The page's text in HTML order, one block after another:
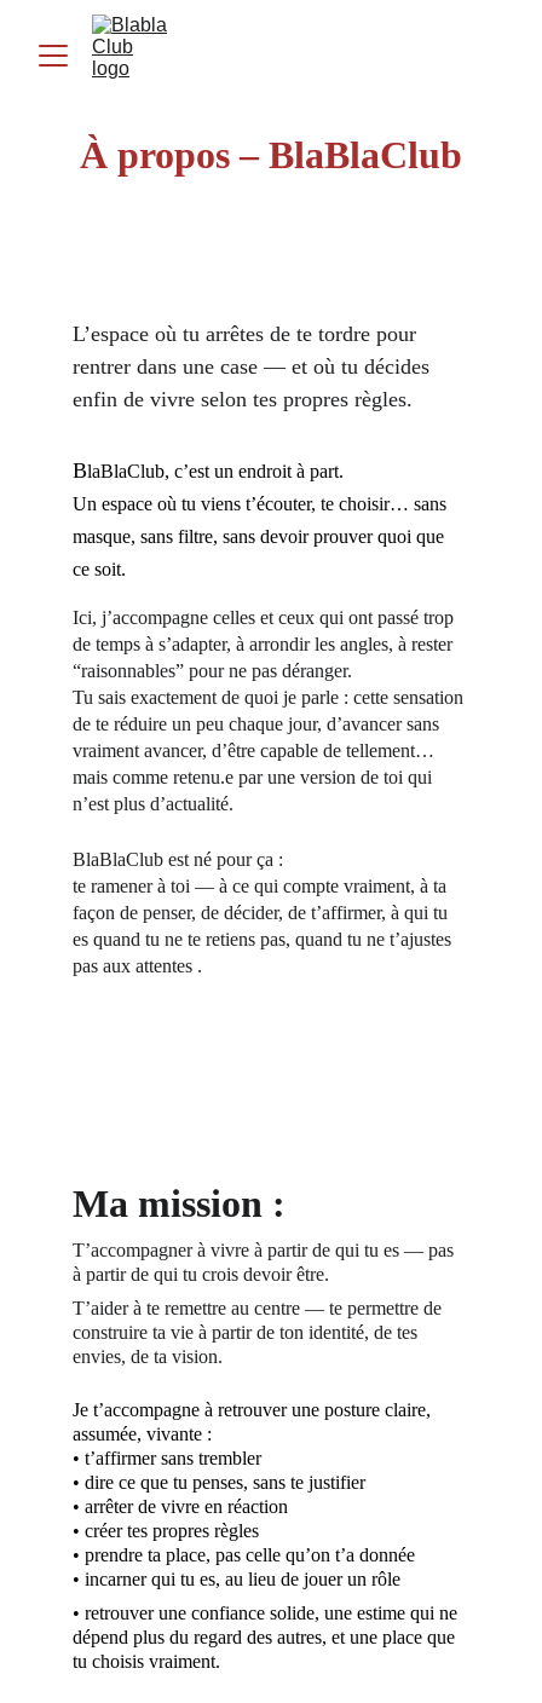
À propos – BlaBlaClub
L’espace où tu arrêtes de te tordre pour
rentrer dans une case — et où tu décides
enfin de vivre selon tes propres règles.
BlaBlaClub, c’est un endroit à part.
Un espace où tu viens t’écouter, te choisir… sans
masque, sans filtre, sans devoir prouver quoi que
ce soit.
Ici, j’accompagne celles et ceux qui ont passé trop
de temps à s’adapter, à arrondir les angles, à rester
“raisonnables” pour ne pas déranger.
Tu sais exactement de quoi je parle : cette sensation
de te réduire un peu chaque jour, d’avancer sans
vraiment avancer, d’être capable de tellement…
mais comme retenu.e par une version de toi qui
n’est plus d’actualité.
BlaBlaClub est né pour ça :
te ramener à toi — à ce qui compte vraiment, à ta
façon de penser, de décider, de t’affirmer, à qui tu
es quand tu ne te retiens pas, quand tu ne t’ajustes
pas aux attentes .
Ma mission :
T’accompagner à vivre à partir de qui tu es — pas
à partir de qui tu crois devoir être.
T’aider à te remettre au centre — te permettre de
construire ta vie à partir de ton identité, de tes
envies, de ta vision.
Je t’accompagne à retrouver une posture claire,
assumée, vivante :
• t’affirmer sans trembler
• dire ce que tu penses, sans te justifier
• arrêter de vivre en réaction
• créer tes propres règles
• prendre ta place, pas celle qu’on t’a donnée
• incarner qui tu es, au lieu de jouer un rôle
• retrouver une confiance solide, une estime qui ne
dépend plus du regard des autres, et une place que
tu choisis vraiment.